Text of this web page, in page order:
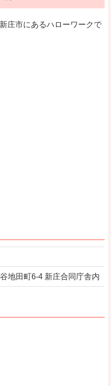
庄市にあるハローワークで
地田町6‐4 新庄合同庁舎内